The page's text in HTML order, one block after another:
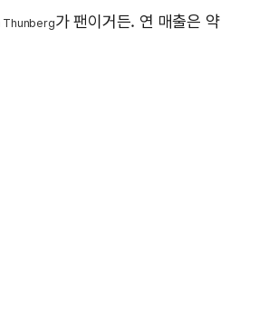
Thunberg가 팬이거든. 연 매출은 약